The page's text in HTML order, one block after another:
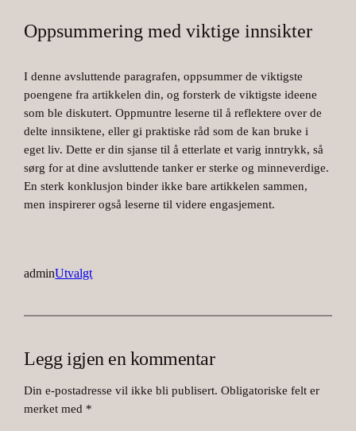
Oppsummering med viktige innsikter
I denne avsluttende paragrafen, oppsummer de viktigste
poengene fra artikkelen din, og forsterk de viktigste ideene
som ble diskutert. Oppmuntre leserne til å reflektere over de
delte innsiktene, eller gi praktiske råd som de kan bruke i
eget liv. Dette er din sjanse til å etterlate et varig inntrykk, så
sørg for at dine avsluttende tanker er sterke og minneverdige.
En sterk konklusjon binder ikke bare artikkelen sammen,
men inspirerer også leserne til videre engasjement.
adminUtvalgt
Legg igjen en kommentar
Din e-postadresse vil ikke bli publisert. Obligatoriske felt er
merket med *